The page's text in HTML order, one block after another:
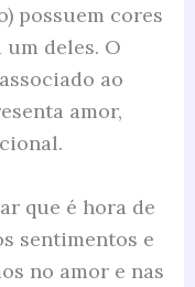
possuem cores
um deles. O
ao
amor,
que é hora de
sentimentos e
no amor e nas